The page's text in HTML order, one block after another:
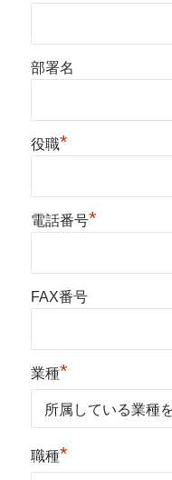
部署名
役職*
電話番号*
FAX番号
業種*
職種*